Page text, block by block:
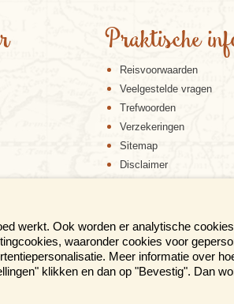
Praktische
Reisvoorwaarden
Veelgestelde vragen
Trefwoorden
Verzekeringen
Sitemap
Disclaimer
Reis en boek met
werkt. Ook worden er analytische
waaronder cookies voor
Meer informatie over
klikken en dan op "Bevestig". Dan
AL IN HUIS?